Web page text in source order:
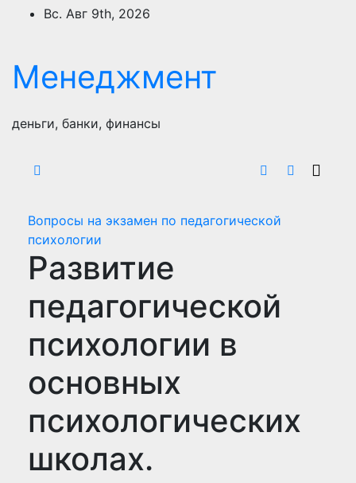
ПерейтиВс. Авг 9th, 2026
Менеджмент
деньги, банки, финансы
Вопросы на экзамен по педагогической
психологии
Развитие
педагогической
психологии в
основных
психологических
школах.